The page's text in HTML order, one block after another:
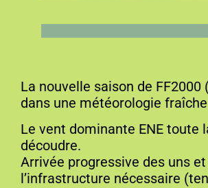
La nouvelle saison de
dans une météorologie
Le vent dominante ENE toute
découdre.
Arrivée progressive des uns
l’infrastructure nécessaire